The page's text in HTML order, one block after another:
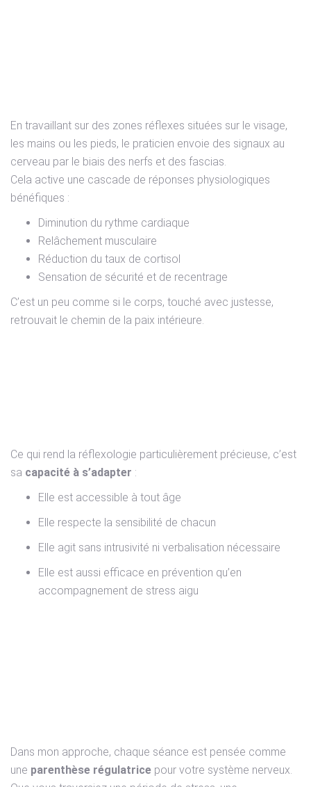
En travaillant sur des zones réflexes situées sur le visage,
les mains ou les pieds, le praticien envoie des signaux au
cerveau par le biais des nerfs et des fascias.
Cela active une cascade de réponses physiologiques
bénéfiques :
Diminution du rythme cardiaque
Relâchement musculaire
Réduction du taux de cortisol
Sensation de sécurité et de recentrage
C’est un peu comme si le corps, touché avec justesse,
retrouvait le chemin de la paix intérieure.
Ce qui rend la réflexologie particulièrement précieuse, c’est
sa capacité à s’adapter :
Elle est accessible à tout âge
Elle respecte la sensibilité de chacun
Elle agit sans intrusivité ni verbalisation nécessaire
Elle est aussi efficace en prévention qu’en
accompagnement de stress aigu
Dans mon approche, chaque séance est pensée comme
une parenthèse régulatrice pour votre système nerveux.